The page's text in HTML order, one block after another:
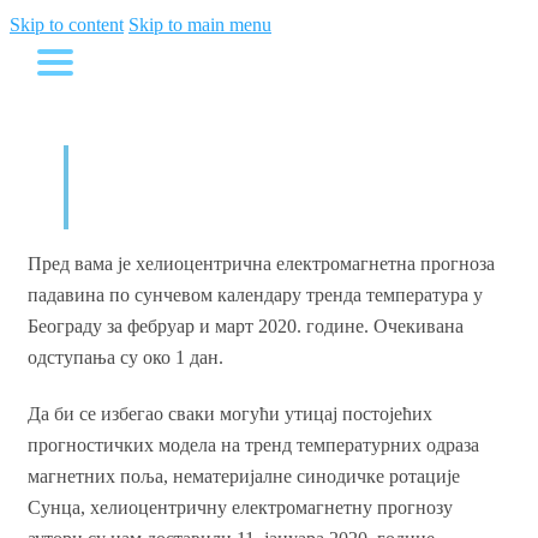
Skip to content Skip to main menu
Пред вама је хелиоцентрична електромагнетна прогноза
падавина по сунчевом календару тренда температура у
Београду за фебруар и март 2020. године. Очекивана
одступања су око 1 дан.
Да би се избегао сваки могући утицај постојећих
прогностичких модела на тренд температурних одраза
магнетних поља, нематеријалне синодичке ротације
Сунца, хелиоцентричну електромагнетну прогнозу